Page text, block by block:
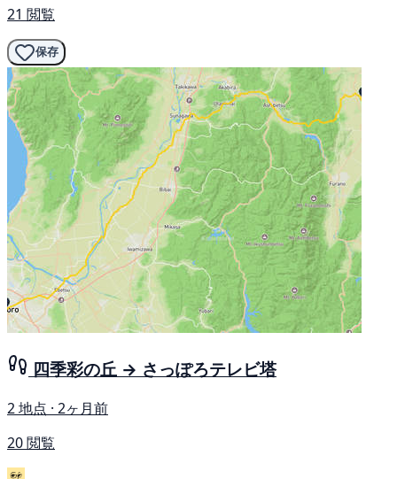
21 閲覧
保存
四季彩の丘 → さっぽろテレビ塔
2 地点 · 2ヶ月前
20 閲覧